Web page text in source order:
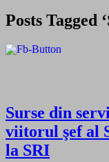
Posts Tagged
Surse din
viitorul şef al
la SRI